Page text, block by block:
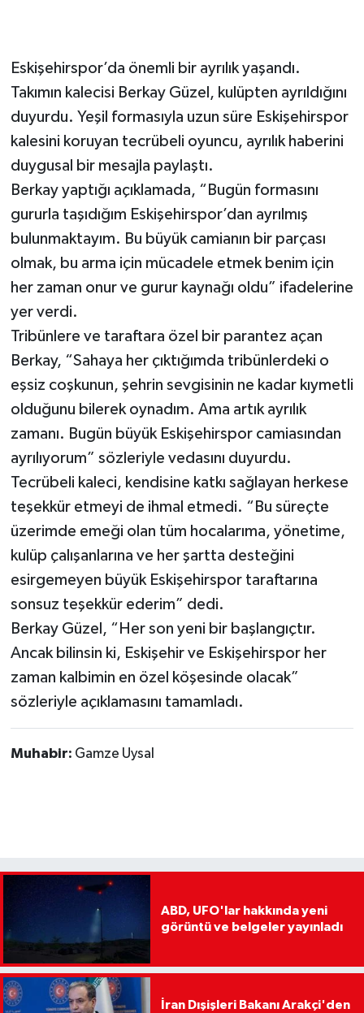
Eskişehirspor’da önemli bir ayrılık yaşandı.
Takımın kalecisi Berkay Güzel, kulüpten ayrıldığını
duyurdu. Yeşil formasıyla uzun süre Eskişehirspor
kalesini koruyan tecrübeli oyuncu, ayrılık haberini
duygusal bir mesajla paylaştı.
Berkay yaptığı açıklamada, “Bugün formasını
gururla taşıdığım Eskişehirspor’dan ayrılmış
bulunmaktayım. Bu büyük camianın bir parçası
olmak, bu arma için mücadele etmek benim için
her zaman onur ve gurur kaynağı oldu” ifadelerine
yer verdi.
Tribünlere ve taraftara özel bir parantez açan
Berkay, “Sahaya her çıktığımda tribünlerdeki o
eşsiz coşkunun, şehrin sevgisinin ne kadar kıymetli
olduğunu bilerek oynadım. Ama artık ayrılık
zamanı. Bugün büyük Eskişehirspor camiasından
ayrılıyorum” sözleriyle vedasını duyurdu.
Tecrübeli kaleci, kendisine katkı sağlayan herkese
teşekkür etmeyi de ihmal etmedi. “Bu süreçte
üzerimde emeği olan tüm hocalarıma, yönetime,
kulüp çalışanlarına ve her şartta desteğini
esirgemeyen büyük Eskişehirspor taraftarına
sonsuz teşekkür ederim” dedi.
Berkay Güzel, “Her son yeni bir başlangıçtır.
Ancak bilinsin ki, Eskişehir ve Eskişehirspor her
zaman kalbimin en özel köşesinde olacak”
sözleriyle açıklamasını tamamladı.
Muhabir: Gamze Uysal
ABD, UFO'lar hakkında yeni
görüntü ve belgeler yayınladı
İran Dışişleri Bakanı Arakçi'den